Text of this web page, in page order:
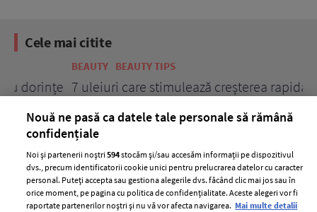
Cele mai citite
BEAUTY TIPS
7 uleiuri care stimulează creșterea rapidă a
Nouă ne pasă ca datele tale personale să rămână
confidențiale
Noi și partenerii noștri594stocăm și/sau accesăm informații pe dispozitivul
dvs., precum identificatorii cookie unici pentru prelucrarea datelor cu caracter
personal. Puteți accepta sau gestiona alegerile dvs. făcând clic mai jos sau în
orice moment, pe pagina cu politica de confidențialitate. Aceste alegeri vor fi
raportate partenerilor noștri și nu vă vor afecta navigarea. Mai multe detalii